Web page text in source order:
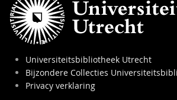
Universiteitsbibliotheek Utrecht
Bijzondere Collecties
Privacy verklaring